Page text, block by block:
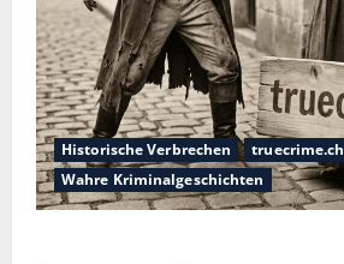
Historische Verbrechen
truecrime.ch
Wahre Kriminalgeschichten